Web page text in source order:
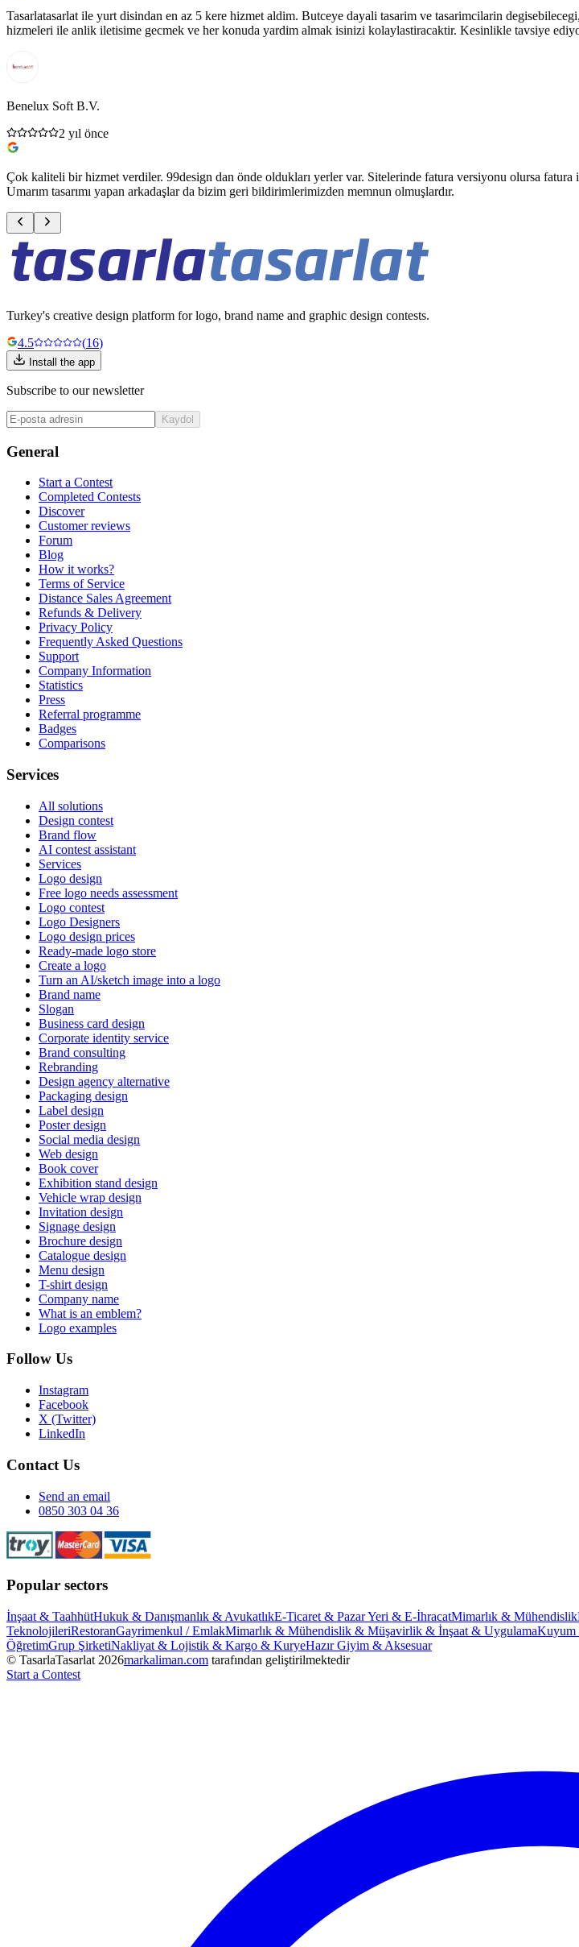
Tasarlatasarlat ile yurt disindan en az 5 kere hizmet aldim. Butceye dayali tasarim ve tasarimcilarin
hizmeleri ile anlik iletisime gecmek ve her konuda yardim almak isinizi kolaylastiracaktir. Kesinlikle tavsiye
Benelux Soft B.V.
2 yıl önce
Çok kaliteli bir hizmet verdiler. 99design dan önde oldukları yerler var. Sitelerinde fatura versiyonu olursa
Umarım tasarımı yapan arkadaşlar da bizim geri bildirimlerimizden memnun olmuşlardır.
Turkey's creative design platform for logo, brand name and graphic design contests.
4.5
(16)
Install the app
Subscribe to our newsletter
Kaydol
General
Start a Contest
Completed Contests
Discover
Customer reviews
Forum
Blog
How it works?
Terms of Service
Distance Sales Agreement
Refunds & Delivery
Privacy Policy
Frequently Asked Questions
Support
Company Information
Statistics
Press
Referral programme
Badges
Comparisons
Services
All solutions
Design contest
Brand flow
AI contest assistant
Services
Logo design
Free logo needs assessment
Logo contest
Logo Designers
Logo design prices
Ready-made logo store
Create a logo
Turn an AI/sketch image into a logo
Brand name
Slogan
Business card design
Corporate identity service
Brand consulting
Rebranding
Design agency alternative
Packaging design
Label design
Poster design
Social media design
Web design
Book cover
Exhibition stand design
Vehicle wrap design
Invitation design
Signage design
Brochure design
Catalogue design
Menu design
T-shirt design
Company name
What is an emblem?
Logo examples
Follow Us
Instagram
Facebook
X (Twitter)
LinkedIn
Contact Us
Send an email
0850 303 04 36
Popular sectors
İnşaat & TaahhütHukuk & Danışmanlık & AvukatlıkE-Ticaret & Pazar Yeri & E-İhracatMimarlık & Mühendislik
TeknolojileriRestoranGayrimenkul / EmlakMimarlık & Mühendislik & Müşavirlik & İnşaat & UygulamaKuyum
ÖğretimGrup ŞirketiNakliyat & Lojistik & Kargo & KuryeHazır Giyim & Aksesuar
© TasarlaTasarlat 2026markaliman.com tarafından geliştirilmektedir
Start a Contest